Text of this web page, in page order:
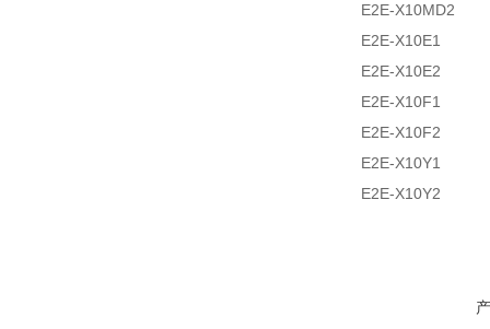
E2E-X10MD2
E2E-X10E1
E2E-X10E2
E2E-X10F1
E2E-X10F2
E2E-X10Y1
E2E-X10Y2